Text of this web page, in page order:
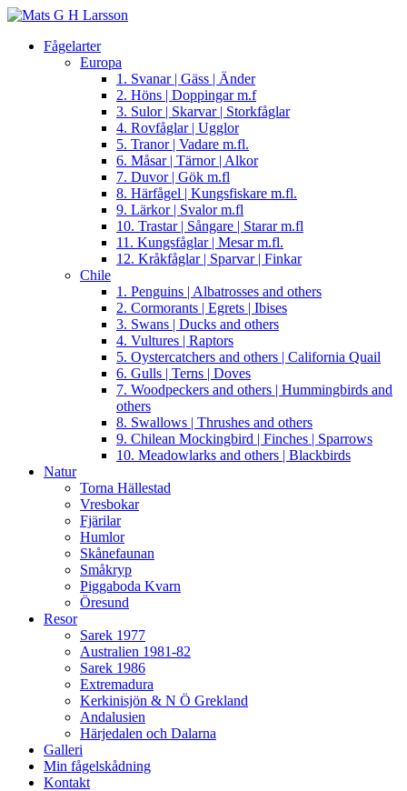
Fågelarter
Europa
1. Svanar | Gäss | Änder
2. Höns | Doppingar m.f
3. Sulor | Skarvar | Storkfåglar
4. Rovfåglar | Ugglor
5. Tranor | Vadare m.fl.
6. Måsar | Tärnor | Alkor
7. Duvor | Gök m.fl
8. Härfågel | Kungsfiskare m.fl.
9. Lärkor | Svalor m.fl
10. Trastar | Sångare | Starar m.fl
11. Kungsfåglar | Mesar m.fl.
12. Kråkfåglar | Sparvar | Finkar
Chile
1. Penguins | Albatrosses and others
2. Cormorants | Egrets | Ibises
3. Swans | Ducks and others
4. Vultures | Raptors
5. Oystercatchers and others | California Quail
6. Gulls | Terns | Doves
7. Woodpeckers and others | Hummingbirds and
others
8. Swallows | Thrushes and others
9. Chilean Mockingbird | Finches | Sparrows
10. Meadowlarks and others | Blackbirds
Natur
Torna Hällestad
Vresbokar
Fjärilar
Humlor
Skånefaunan
Småkryp
Piggaboda Kvarn
Öresund
Resor
Sarek 1977
Australien 1981-82
Sarek 1986
Extremadura
Kerkinisjön & N Ö Grekland
Andalusien
Härjedalen och Dalarna
Galleri
Min fågelskådning
Kontakt